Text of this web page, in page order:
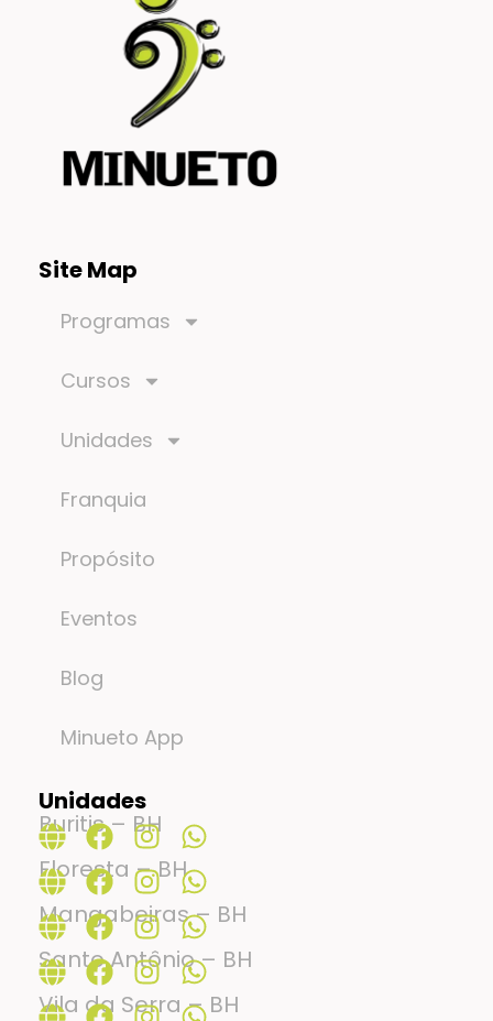
Site Map
Programas
Cursos
Unidades
Franquia
Propósito
Eventos
Blog
Minueto App
Unidades
Buritis – BH
Floresta – BH
Mangabeiras – BH
Santo Antônio – BH
Vila da Serra – BH